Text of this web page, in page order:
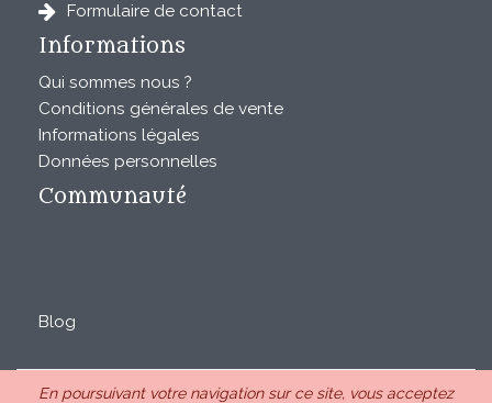
Formulaire de contact
Informations
Qui sommes nous ?
Conditions générales de vente
Informations légales
Données personnelles
Communauté
Blog
ARMAE est une SAS au capital de 28850€ inscrite au RCS
En poursuivant votre navigation sur ce site, vous acceptez